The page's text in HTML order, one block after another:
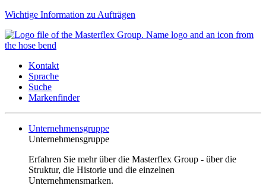
Wichtige Information zu Aufträgen
Kontakt
Sprache
Suche
Markenfinder
Unternehmensgruppe
Unternehmensgruppe
Erfahren Sie mehr über die Masterflex Group - über die
Struktur, die Historie und die einzelnen
Unternehmensmarken.